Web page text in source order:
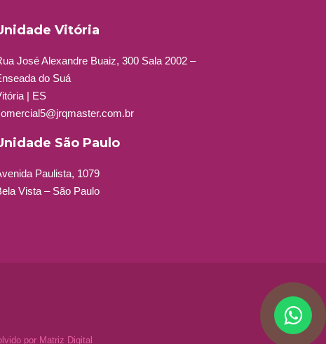
Vitória
José Alexandre Buaiz, 300 Sala 2002 –
do Suá
| ES
São Paulo
Paulista, 1079
Vista – São Paulo
por Matriz Digital